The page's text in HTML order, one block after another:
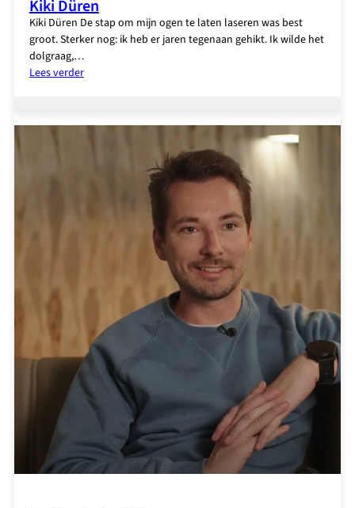
Kiki Düren
Kiki Düren De stap om mijn ogen te laten laseren was best
groot. Sterker nog: ik heb er jaren tegenaan gehikt. Ik wilde het
dolgraag,…
Lees verder: